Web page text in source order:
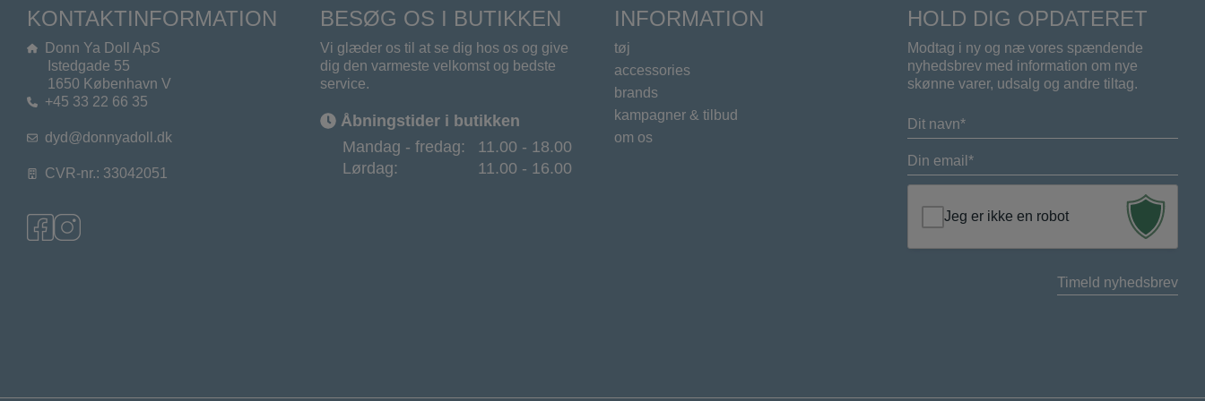
KONTAKTINFORMATION
Donn Ya Doll ApS
Istedgade 55
1650 København V
+45 33 22 66 35
dyd@donnyadoll.dk
CVR-nr.: 33042051
BESØG OS I BUTIKKEN
Vi glæder os til at se dig hos os og give
dig den varmeste velkomst og bedste
service.
Åbningstider i butikken
Mandag - fredag:
11.00 - 18.00
Lørdag:
11.00 - 16.00
INFORMATION
tøj
accessories
brands
kampagner & tilbud
om os
HOLD DIG OPDATERET
Modtag i ny og næ vores spændende
nyhedsbrev med information om nye
skønne varer, udsalg og andre tiltag.
Navn
(Required)
E-
mail
Jeg er ikke en robot